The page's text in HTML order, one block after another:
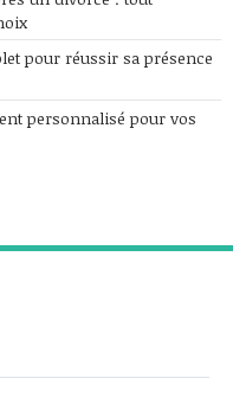
pour réussir sa présence
personnalisé pour vos